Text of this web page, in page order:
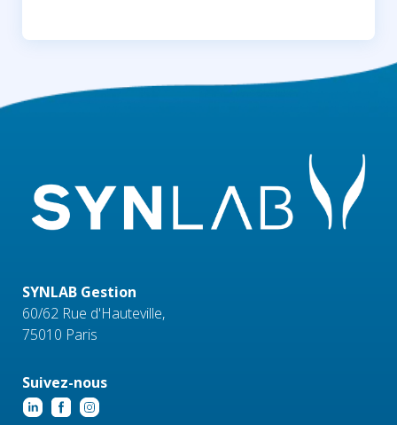
SYNLAB Gestion
60/62 Rue d'Hauteville,
75010 Paris
Suivez-nous